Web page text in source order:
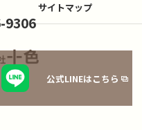
9306
公式LINEはこちら
サイトマップ
社十色 ALL RIGHTS RESERVED.